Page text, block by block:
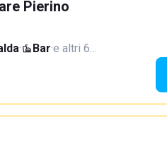
Pierino
· Bar·e altri 6…